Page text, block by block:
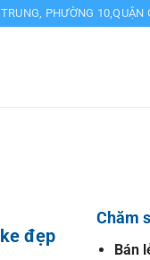
PHƯỜNG 10,QUẬN
đẹp
Chăm
Bán